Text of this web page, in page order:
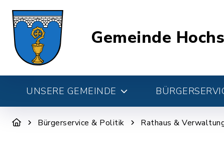
Gemeinde
UNSERE GEMEINDE
Bürgerservice & Politik Rathaus &